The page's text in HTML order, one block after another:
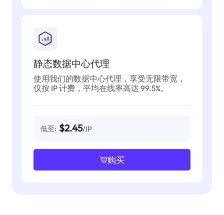
静态数据中心代理
使用我们的数据中心代理，享受无限带宽，
仅按 IP 计费，平均在线率高达 99.5%。
低至: $2.45/IP
购买